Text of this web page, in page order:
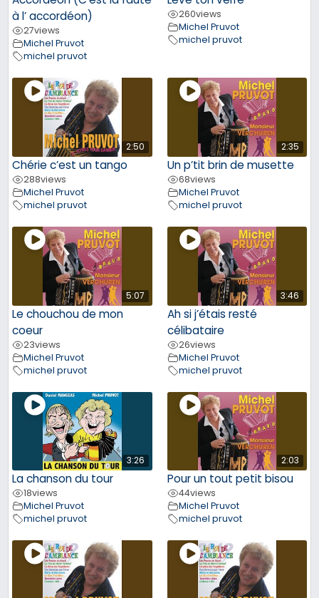
à l’ accordéon)
27views
Michel Pruvot
michel pruvot
260views
Michel Pruvot
michel pruvot
2:50
Chérie c’est un tango
288views
Michel Pruvot
michel pruvot
2:35
Un p’tit brin de musette
68views
Michel Pruvot
michel pruvot
5:07
Le chouchou de mon
coeur
23views
Michel Pruvot
michel pruvot
3:46
Ah si j’étais resté
célibataire
26views
Michel Pruvot
michel pruvot
3:26
La chanson du tour
18views
Michel Pruvot
michel pruvot
2:03
Pour un tout petit bisou
44views
Michel Pruvot
michel pruvot